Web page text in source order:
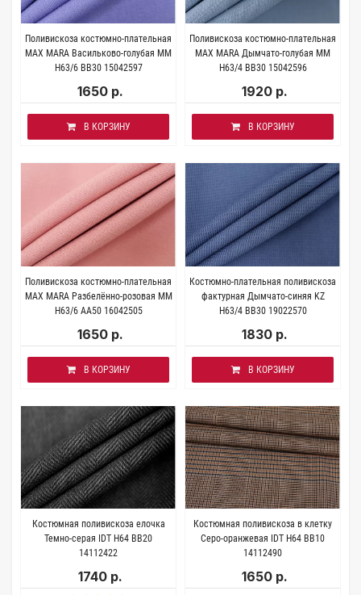
Поливискоза костюмно-плательная
MAX MARA Васильково-голубая MM
H63/6 BB30 15042597
1650 р.
В КОРЗИНУ
Поливискоза костюмно-плательная
MAX MARA Дымчато-голубая MM
H63/4 BB30 15042596
1920 р.
В КОРЗИНУ
Поливискоза костюмно-плательная
MAX MARA Разбелённо-розовая MM
H63/6 AA50 16042505
1650 р.
В КОРЗИНУ
Костюмно-плательная поливискоза
фактурная Дымчато-синяя KZ
H63/4 BB30 19022570
1830 р.
В КОРЗИНУ
Костюмная поливискоза елочка
Темно-серая IDT H64 BB20
14112422
1740 р.
Костюмная поливискоза в клетку
Серо-оранжевая IDT H64 BB10
14112490
1650 р.